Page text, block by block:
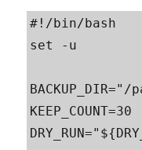
#!/bin/bash
set -u
KEEP_COUNT=30